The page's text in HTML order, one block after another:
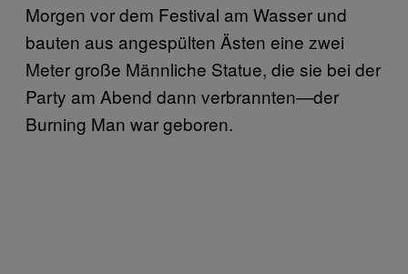
Morgen vor dem Festival am Wasser und
bauten aus angespülten Ästen eine zwei
Meter große Männliche Statue, die sie bei der
Party am Abend dann verbrannten—der
Burning Man war geboren.